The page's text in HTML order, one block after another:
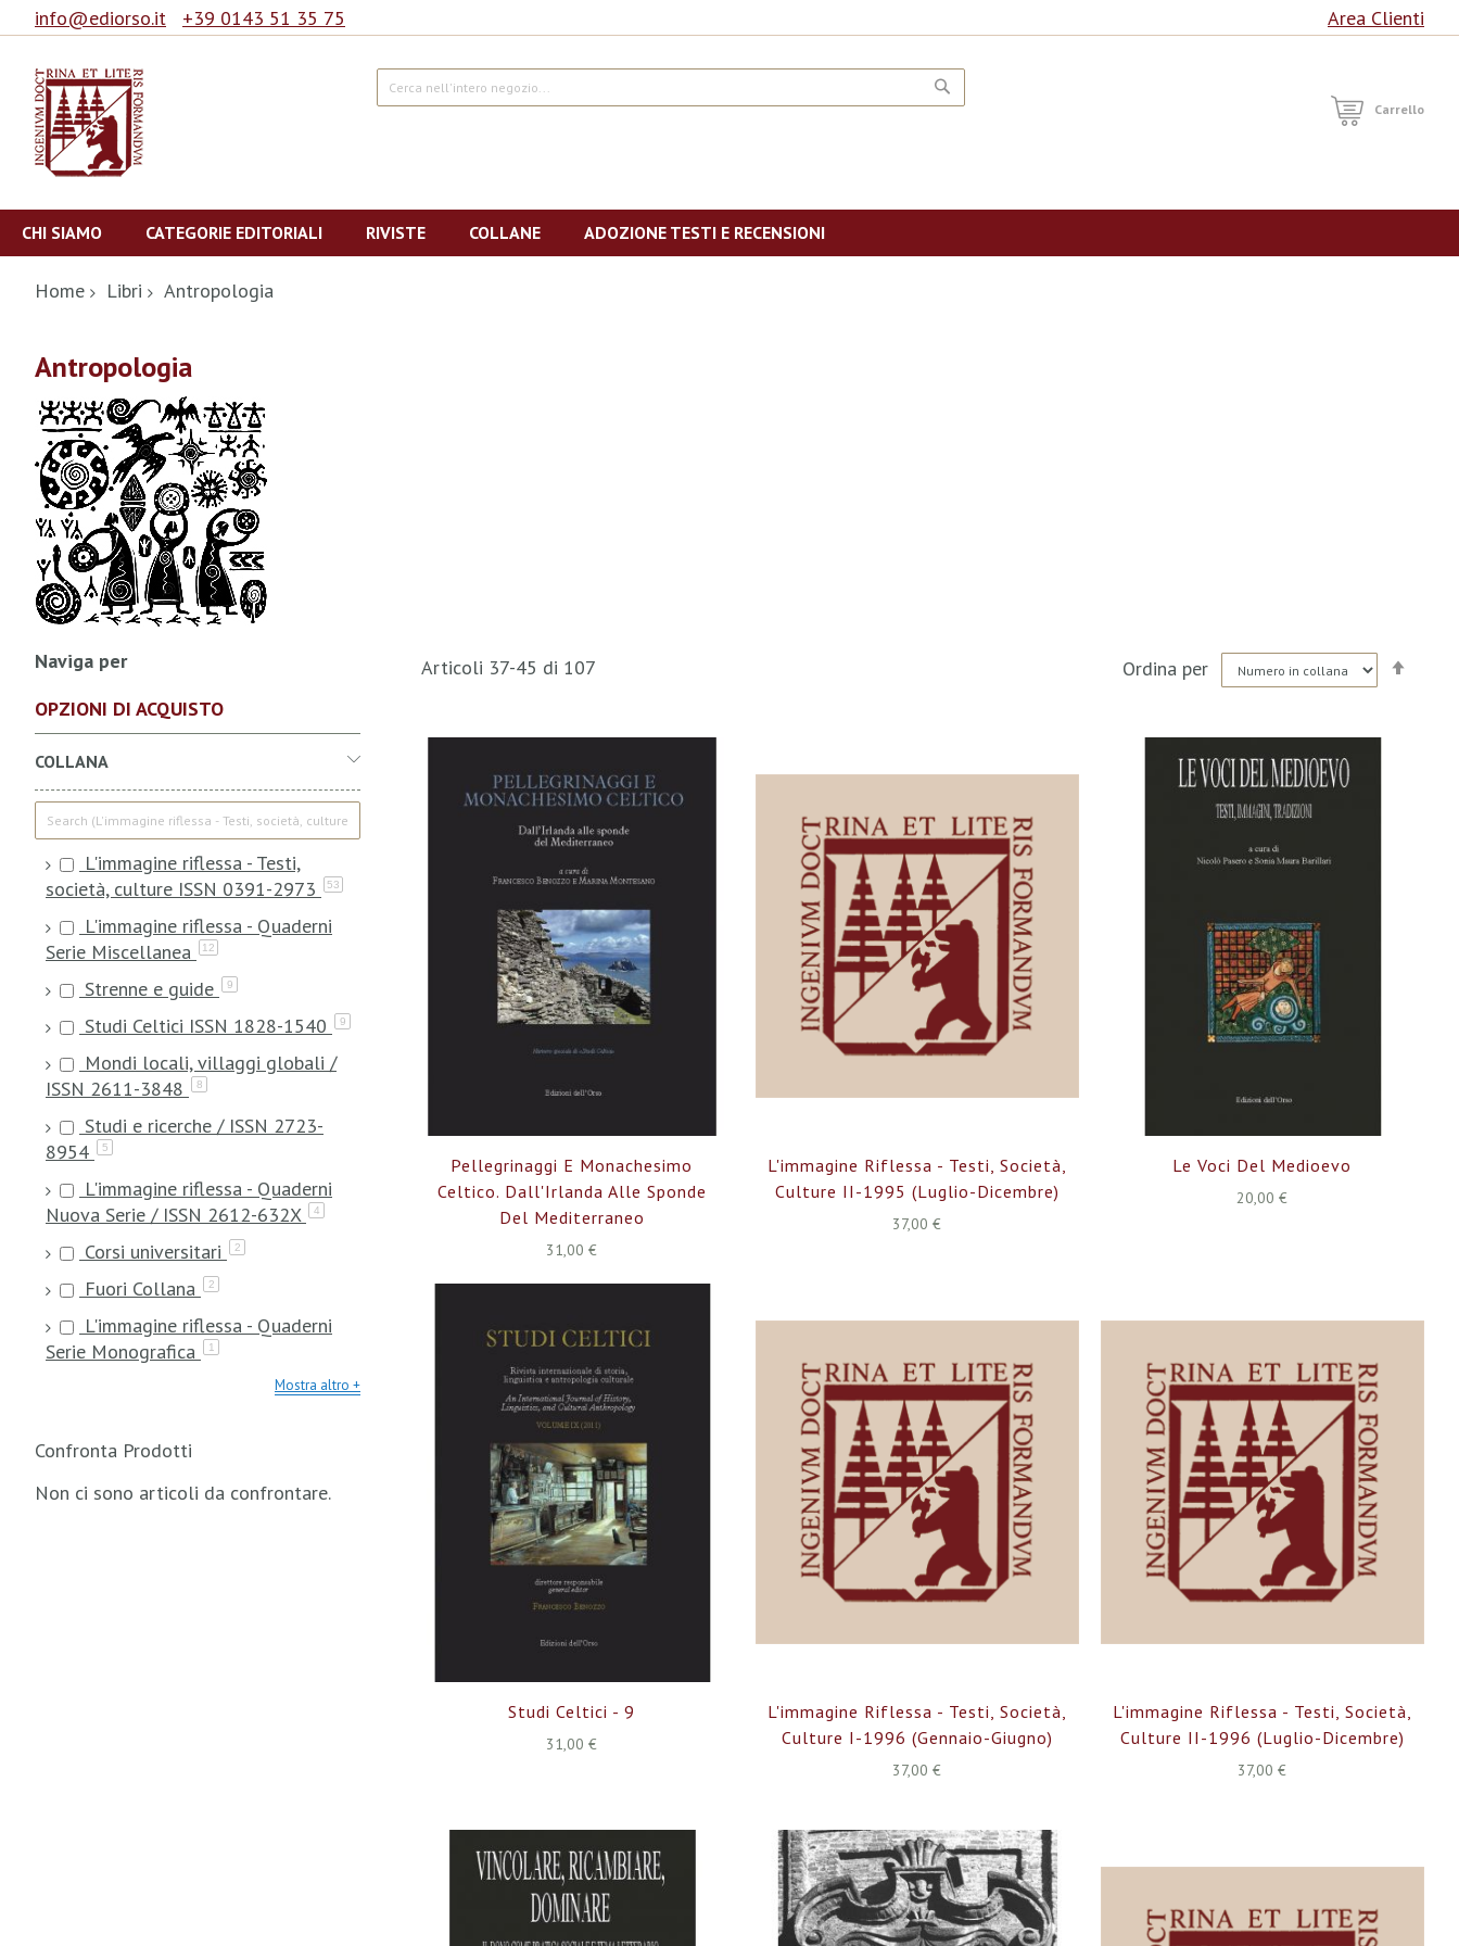
info@ediorso.it +39 0143 51 35 75 Area Clienti
Cerca Carrello
al
contenuto
CHI SIAMO CATEGORIE EDITORIALI RIVISTE COLLANE ADOZIONE TESTI E RECENSIONI
Home Libri Antropologia
Antropologia
Articoli 37-45 di 107 Ordina per
Pellegrinaggi E Monachesimo
Celtico. Dall'Irlanda Alle Sponde
Del Mediterraneo
31,00 €
L'immagine Riflessa - Testi, Società,
Culture II-1995 (luglio-Dicembre)
37,00 €
Le Voci Del Medioevo
20,00 €
Studi Celtici - 9
31,00 €
L'immagine Riflessa - Testi, Società,
Culture I-1996 (gennaio-Giugno)
37,00 €
L'immagine Riflessa - Testi, Società,
Culture II-1996 (luglio-Dicembre)
37,00 €
Naviga per
OPZIONI DI ACQUISTO
COLLANA
L'immagine riflessa - Testi,
società, culture ISSN 0391-2973
53
L'immagine riflessa - Quaderni
Serie Miscellanea
12
Strenne e guide 9
Studi Celtici ISSN 1828-1540 9
Mondi locali, villaggi globali /
ISSN 2611-3848
8
Studi e ricerche / ISSN 2723-
8954
5
L'immagine riflessa - Quaderni
Nuova Serie / ISSN 2612-632X
4
Corsi universitari 2
Fuori Collana 2
L'immagine riflessa - Quaderni
Serie Monografica
1
Mostra altro
Confronta Prodotti
Non ci sono articoli da confrontare.